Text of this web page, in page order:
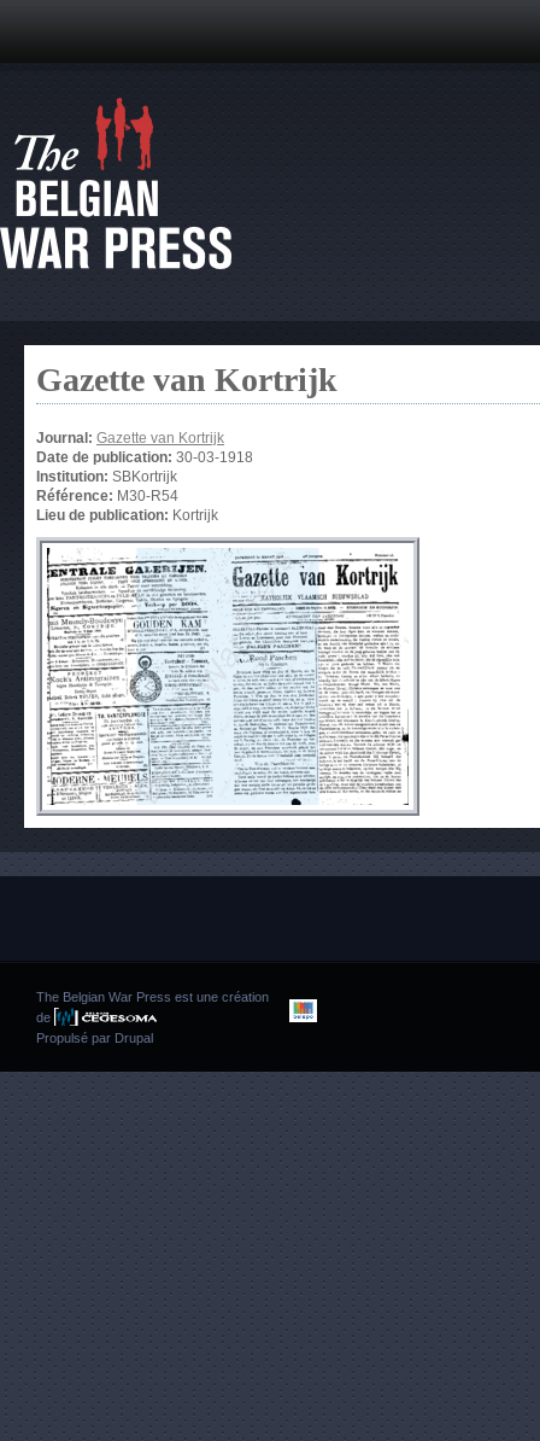
Gazette van Kortrijk
Journal: Gazette van Kortrijk
Date de publication: 30-03-1918
Institution: SBKortrijk
Référence: M30-R54
Lieu de publication: Kortrijk
The Belgian War Press est une création
de
Propulsé par Drupal